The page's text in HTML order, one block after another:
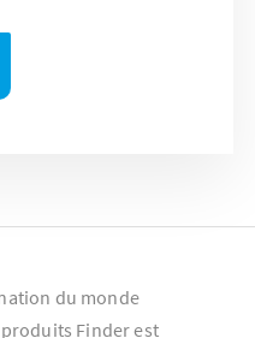
du monde
Finder est